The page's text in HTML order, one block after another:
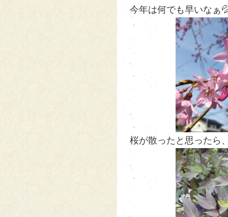
今年は何でも早いなぁ
桜が散ったと思ったら